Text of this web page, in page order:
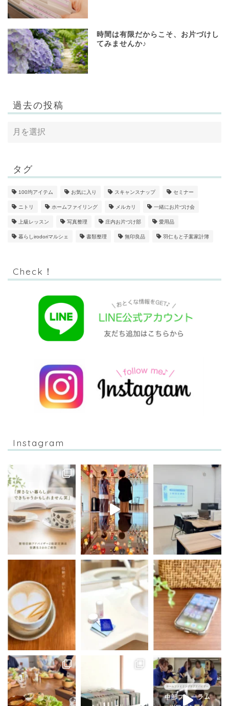
時間は有限だからこそ、お片づけし
てみませんか♪
過去の投稿
タグ
100均アイテム お気に入り スキャンスナップ セミナー
ニトリ ホームファイリング メルカリ 一緒にお片づけ会
上級レッスン 写真整理 庄内お片づけ部 愛用品
暮らしirodoriマルシェ 書類整理 無印良品 羽仁もと子案家計簿
Check！
Instagram